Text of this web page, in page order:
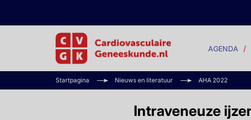
AGENDA
Startpagina Nieuws en literatuur AHA 2022
Intraveneuze